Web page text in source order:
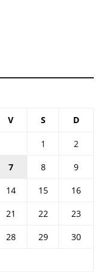
V S D
1
2
7 8
9
14 15
16
21 22
23
28 29
30